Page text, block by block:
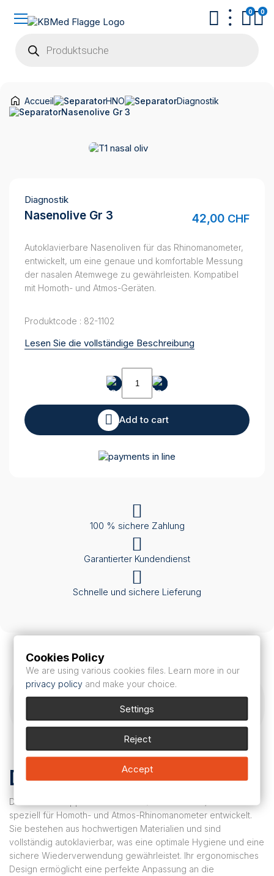
search
0 0
Accueil HNO
Diagnostik
Nasenolive Gr 3
Diagnostik
Nasenolive Gr 3 42,00 CHF
Autoklavierbare Nasenoliven für das Rhinomanometer,
entwickelt, um eine genaue und komfortable Messung
der nasalen Atemwege zu gewährleisten. Kompatibel
mit Homoth- und Atmos-Geräten.
Produktcode : 82-1102
Lesen Sie die vollständige Beschreibung
Nasenolive
Gr
quantity
Add to cart
100 % sichere Zahlung
Garantierter Kundendienst
Schnelle und sichere Lieferung
Beschreibung und Zusammensetzung
Reviews (0)
Description
Diese Nasenkappen der Größe 3 (Satz à 4 Stück) wurden
speziell für Homoth- und Atmos-Rhinomanometer entwickelt.
Sie bestehen aus hochwertigen Materialien und sind
vollständig autoklavierbar, was eine optimale Hygiene und eine
sichere Wiederverwendung gewährleistet. Ihr ergonomisches
Design ermöglicht eine perfekte Anpassung an die
Cookies Policy
We are using various cookies files. Learn more in our
privacy policy and make your choice.
Settings
Reject
Accept